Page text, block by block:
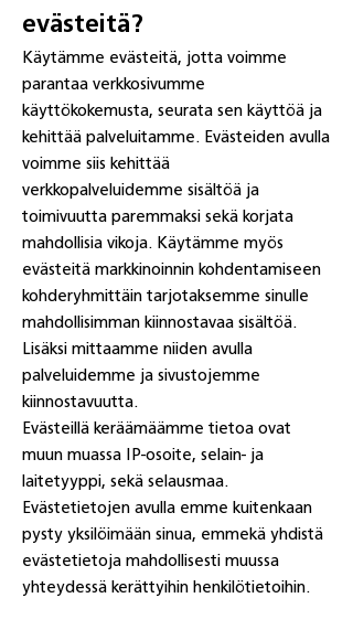
evästeitä?
Käytämme evästeitä, jotta voimme
parantaa verkkosivumme
käyttökokemusta, seurata sen käyttöä ja
kehittää palveluitamme. Evästeiden avulla
voimme siis kehittää
verkkopalveluidemme sisältöä ja
toimivuutta paremmaksi sekä korjata
mahdollisia vikoja. Käytämme myös
evästeitä markkinoinnin kohdentamiseen
kohderyhmittäin tarjotaksemme sinulle
mahdollisimman kiinnostavaa sisältöä.
Lisäksi mittaamme niiden avulla
palveluidemme ja sivustojemme
kiinnostavuutta.
Evästeillä keräämäämme tietoa ovat
muun muassa IP-osoite, selain- ja
laitetyyppi, sekä selausmaa.
Evästetietojen avulla emme kuitenkaan
pysty yksilöimään sinua, emmekä yhdistä
evästetietoja mahdollisesti muussa
yhteydessä kerättyihin henkilötietoihin.